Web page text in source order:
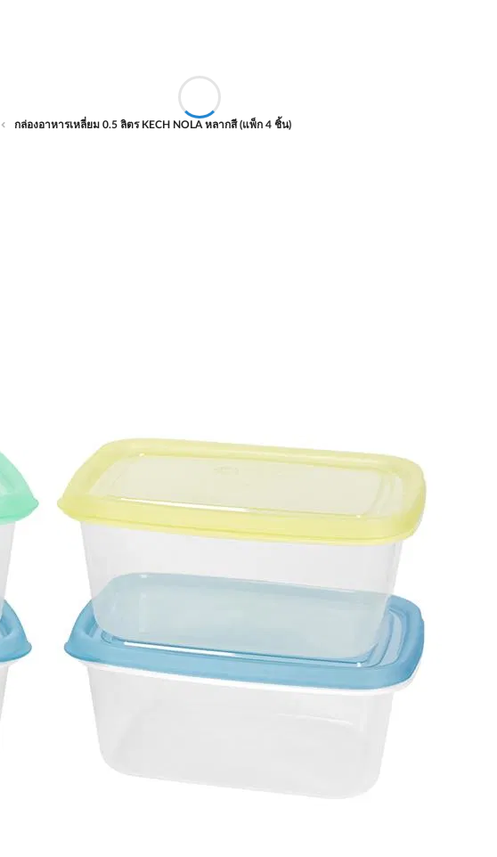
กล่องอาหารเหลี่ยม 0.5 ลิตร KECH NOLA หลากสี (แพ็ก 4 ชิ้น)